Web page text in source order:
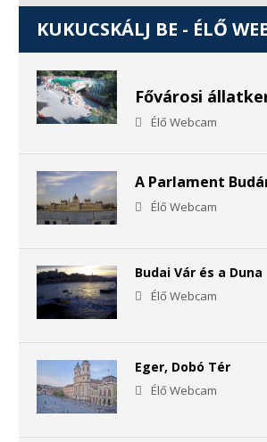
KUKUCSKÁLJ BE - ÉLŐ
Fővárosi
Élő Webcam
A Parlament
Élő Webcam
Budai Vár és a Duna
Élő Webcam
Eger, Dobó Tér
Élő Webcam